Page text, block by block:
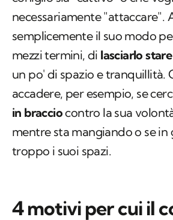
necessariamente "attaccare".
semplicemente il suo modo
mezzi termini, di lasciarlo stare
un po' di spazio e tranquillità.
accadere, per esempio, se
in bracciocontro la sua
mentre sta mangiando o se in
troppo i suoi spazi.
4 motivi per cui il